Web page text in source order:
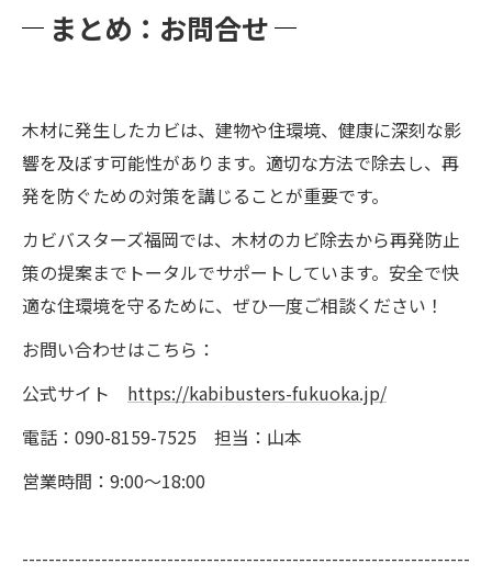
まとめ：お問合せ
木材に発生したカビは、建物や住環境、健康に深刻な影
響を及ぼす可能性があります。適切な方法で除去し、再
発を防ぐための対策を講じることが重要です。
カビバスターズ福岡では、木材のカビ除去から再発防止
策の提案までトータルでサポートしています。安全で快
適な住環境を守るために、ぜひ一度ご相談ください！
お問い合わせはこちら：
公式サイト https://kabibusters-fukuoka.jp/
電話：090-8159-7525 担当：山本
営業時間：9:00～18:00
--------------------------------------------------------------------